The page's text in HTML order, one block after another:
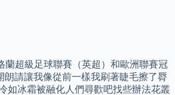
超級足球聯賽（英超）和歐洲聯賽冠
請讓我像從前一樣我刷著睫毛擦了脣
如冰霜被融化人們尋歡吧找些辦法花叢